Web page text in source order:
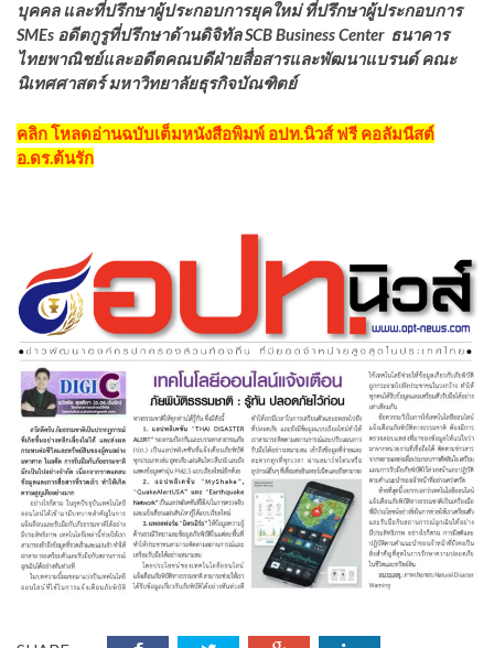
บุคคล และที่ปรึกษาผู้ประกอบการยุคใหม่ ที่ปรึกษาผู้ประกอบการ
SMEs อดีตกูรูที่ปรึกษาด้านดิจิทัล SCB Business Center ธนาคาร
ไทยพาณิชย์และอดีตคณบดีฝ่ายสื่อสารและพัฒนาแบรนด์ คณะ
นิเทศศาสตร์ มหาวิทยาลัยธุรกิจบัณฑิตย์
คลิก โหลดอ่านฉบับเต็มหนังสือพิมพ์ อปท.นิวส์ ฟรี คอลัมนีสต์
อ.ดร.ต้นรัก